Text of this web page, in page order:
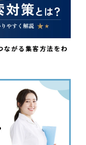
がる集客方法をわ